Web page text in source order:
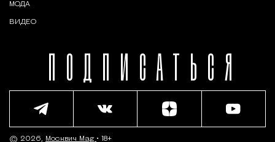
ПОДПИСАТЬСЯ
МОДА
ВИДЕО
© 2026, Москвич Mag • 18+